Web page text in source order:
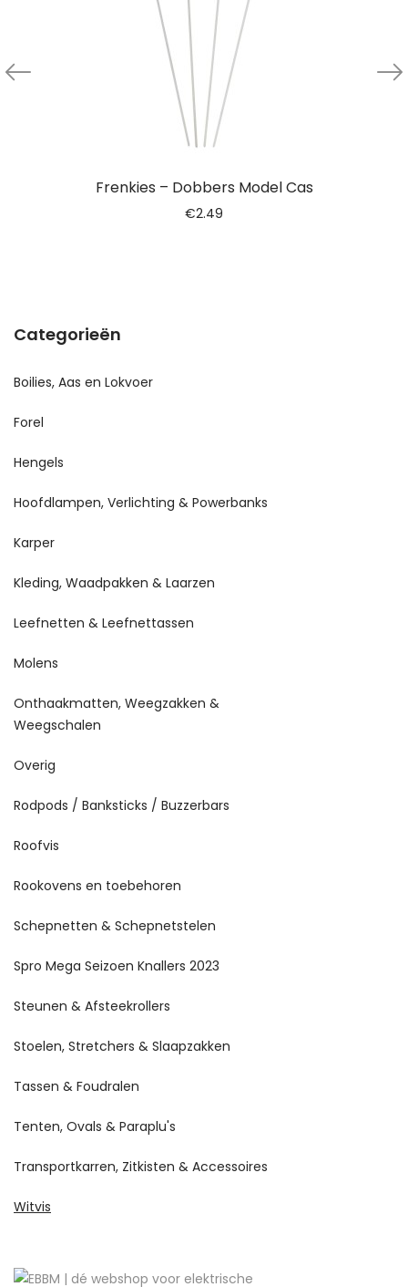
Frenkies – Dobbers Model Cas
€2.49
Categorieën
Boilies, Aas en Lokvoer
Forel
Hengels
Hoofdlampen, Verlichting & Powerbanks
Karper
Kleding, Waadpakken & Laarzen
Leefnetten & Leefnettassen
Molens
Onthaakmatten, Weegzakken &
Weegschalen
Overig
Rodpods / Banksticks / Buzzerbars
Roofvis
Rookovens en toebehoren
Schepnetten & Schepnetstelen
Spro Mega Seizoen Knallers 2023
Steunen & Afsteekrollers
Stoelen, Stretchers & Slaapzakken
Tassen & Foudralen
Tenten, Ovals & Paraplu's
Transportkarren, Zitkisten & Accessoires
Witvis